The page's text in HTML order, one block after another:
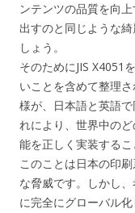
ンテンツの品質を向
出すのと同じような
しょう。
そのためにJIS X4051
いことを含めて整理
様が、日本語と英語
れにより、世界中の
能を正しく実装するこ
このことは日本の印
な脅威です。しかし
に完全にグローバル